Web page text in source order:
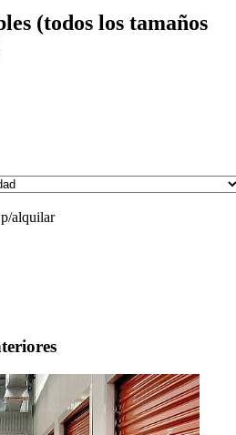
(todos los tamaños
alquilar